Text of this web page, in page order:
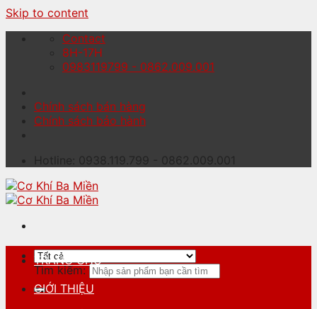
Skip to content
Contact
8H-17H
0983119799 - 0862.009.001
Chính sách bán hàng
Chính sách bảo hành
Hotline: 0938.119.799 - 0862.009.001
Tìm kiếm:
TRANG CHỦ
GIỚI THIỆU